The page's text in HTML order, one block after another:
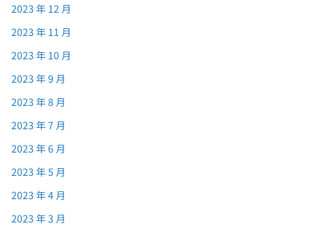
2023 年 12 月
2023 年 11 月
2023 年 10 月
2023 年 9 月
2023 年 8 月
2023 年 7 月
2023 年 6 月
2023 年 5 月
2023 年 4 月
2023 年 3 月